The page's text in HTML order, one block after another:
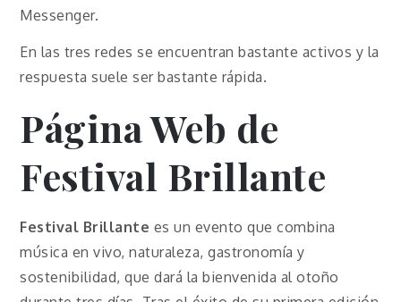
Messenger.
En las tres redes se encuentran bastante activos y la
respuesta suele ser bastante rápida.
Página Web de
Festival Brillante
Festival Brillante es un evento que combina
música en vivo, naturaleza, gastronomía y
sostenibilidad, que dará la bienvenida al otoño